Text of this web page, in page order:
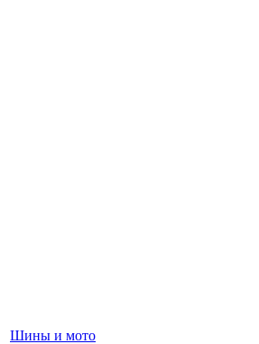
Шины и мото